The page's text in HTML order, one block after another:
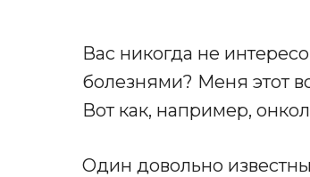
Вас никогда не
болезнями? Меня этот
Вот как, например,
Один довольно